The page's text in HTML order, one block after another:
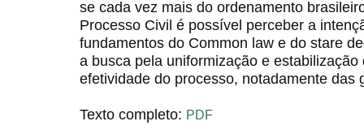
se cada vez mais do ordenamento
Processo Civil é possível perceber a
fundamentos do Common law e do stare
a busca pela uniformização e
efetividade do processo, notadamente das
Texto completo: PDF